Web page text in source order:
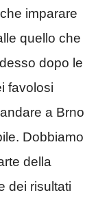
imparare
quello che
dopo le
favolosi
a Brno
Dobbiamo
della
dei risultati